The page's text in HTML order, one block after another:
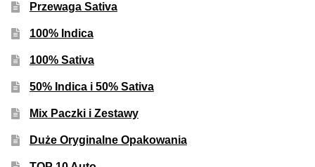
Przewaga Sativa
100% Indica
100% Sativa
50% Indica i 50% Sativa
Mix Paczki i Zestawy
Duże Oryginalne Opakowania